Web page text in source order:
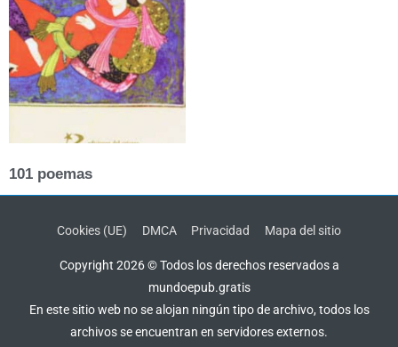
101 poemas
Cookies (UE) DMCA Privacidad Mapa del sitio
Copyright 2026 © Todos los derechos reservados a
mundoepub.gratis
En este sitio web no se alojan ningún tipo de archivo, todos los
archivos se encuentran en servidores externos.